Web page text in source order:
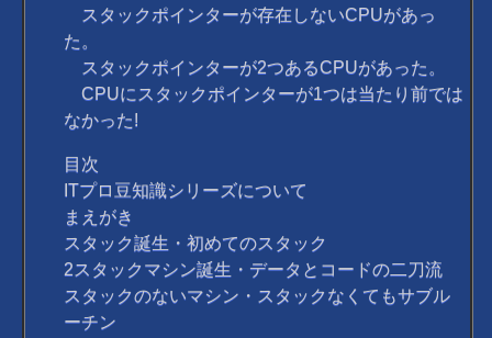
スタックポインターが存在しないCPUがあっ
た。
スタックポインターが2つあるCPUがあった。
CPUにスタックポインターが1つは当たり前では
なかった!
目次
ITプロ豆知識シリーズについて
まえがき
スタック誕生・初めてのスタック
2スタックマシン誕生・データとコードの二刀流
スタックのないマシン・スタックなくてもサブル
ーチン